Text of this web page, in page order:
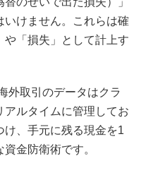
いけません。これらは確
や「損失」として計上す
外取引のデータはクラ
アルタイムに管理してお
け、手元に残る現金を1
金防衛術です。